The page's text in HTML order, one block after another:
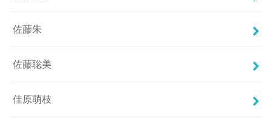
佐藤朱
佐藤聡美
佳原萌枝